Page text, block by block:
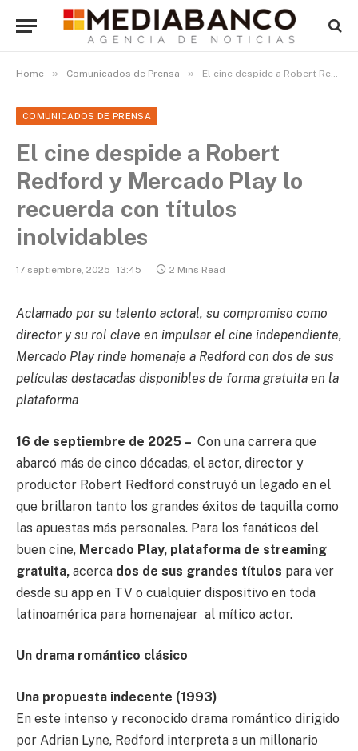
Home » Comunicados de Prensa » El cine despide a Robert Redford y Mercado Play lo recuerda con títulos inolvidables
COMUNICADOS DE PRENSA
El cine despide a Robert
Redford y Mercado Play lo
recuerda con títulos
inolvidables
17 septiembre, 2025 - 13:45 2 Mins Read
Aclamado por su talento actoral, su compromiso como
director y su rol clave en impulsar el cine independiente,
Mercado Play rinde homenaje a Redford con dos de sus
películas destacadas disponibles de forma gratuita en la
plataforma
16 de septiembre de 2025 – Con una carrera que
abarcó más de cinco décadas, el actor, director y
productor Robert Redford construyó un legado en el
que brillaron tanto los grandes éxitos de taquilla como
las apuestas más personales. Para los fanáticos del
buen cine, Mercado Play, plataforma de streaming
gratuita, acerca dos de sus grandes títulos para ver
desde su app en TV o cualquier dispositivo en toda
latinoamérica para homenajear al mítico actor.
Un drama romántico clásico
Una propuesta indecente (1993)
En este intenso y reconocido drama romántico dirigido
por Adrian Lyne, Redford interpreta a un millonario